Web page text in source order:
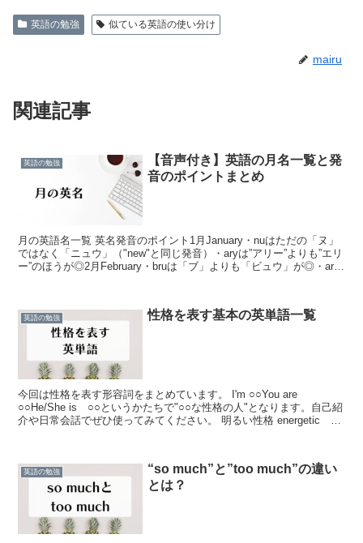
英語の勉強 似ている英語の使い分け
mairu
関連記事
英語の勉強
【音声付き】英語の月名一覧と発
音のポイントまとめ
月の英語名一覧 英名発音のポイント1月January・nuはただの「ヌ」
ではなく「ニュウ」（"new"と同じ発音）・aryは”アリー”よりも”エリ
ー”のほうが◎2月February・bruは「ブ」よりも「ビュウ」が◎・ary
英語の勉強 性格を表す基本の英単語一覧
今回は性格を表す形容詞をまとめています。 I'm ○○You are
○○He/She is ○○というかたちで"○○な性格の人"となります。自己紹
介や日常会話でぜひ使ってみてください。 明るい性格 energetic 元
英語の勉強
“so much”と”too much”の違い
とは？